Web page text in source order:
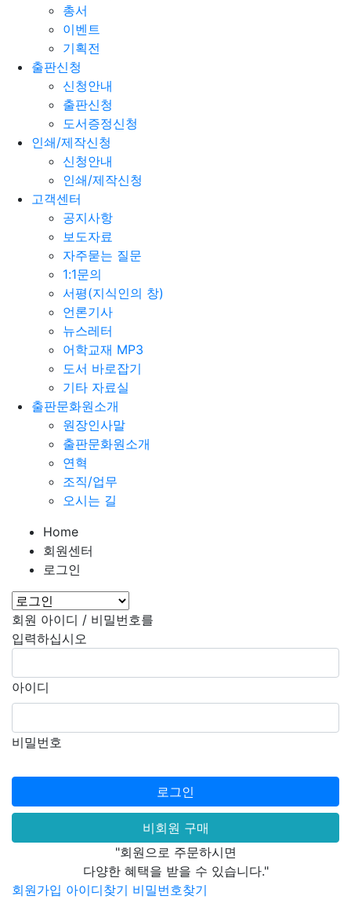
총서
이벤트
기획전
출판신청
신청안내
출판신청
도서증정신청
인쇄/제작신청
신청안내
인쇄/제작신청
고객센터
공지사항
보도자료
자주묻는 질문
1:1문의
서평(지식인의 창)
언론기사
뉴스레터
어학교재 MP3
도서 바로잡기
기타 자료실
출판문화원소개
원장인사말
출판문화원소개
연혁
조직/업무
오시는 길
Home
회원센터
로그인
회원 아이디 / 비밀번호를
입력하십시오
아이디
비밀번호
로그인
비회원 구매
"회원으로 주문하시면
다양한 혜택을 받을 수 있습니다."
회원가입 아이디찾기 비밀번호찾기